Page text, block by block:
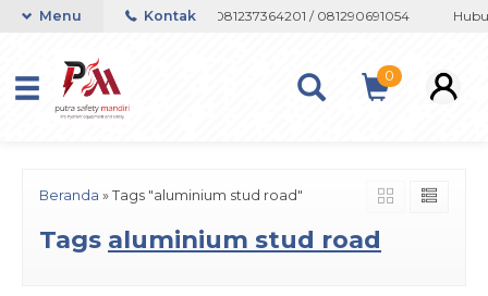
Whatsapp 082133767508 / 081237364201 / 081290691054
Menu Kontak
0
Beranda » Tags "aluminium stud road"
Tags aluminium stud road